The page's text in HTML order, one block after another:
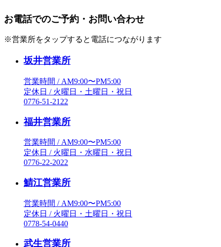
お電話でのご予約・お問い合わせ
※営業所をタップすると電話につながります
坂井営業所
営業時間 / AM9:00〜PM5:00
定休日 / 火曜日・土曜日・祝日
0776-51-2122
福井営業所
営業時間 / AM9:00〜PM5:00
定休日 / 火曜日・水曜日・祝日
0776-22-2022
鯖江営業所
営業時間 / AM9:00〜PM5:00
定休日 / 火曜日・土曜日・祝日
0778-54-0440
武生営業所